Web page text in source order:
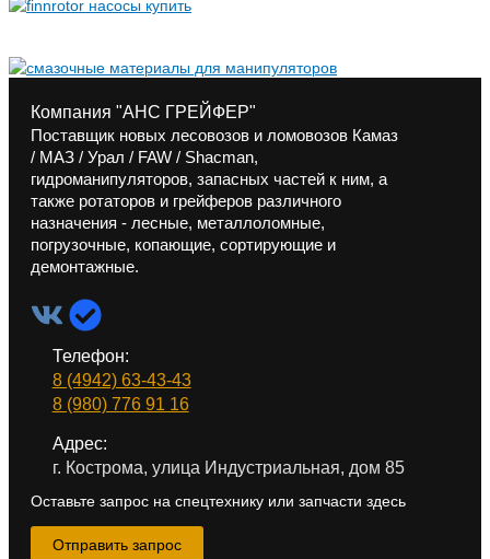
Компания "АНС ГРЕЙФЕР"
Поставщик новых лесовозов и ломовозов Камаз
/ МАЗ / Урал / FAW / Shacman,
гидроманипуляторов, запасных частей к ним, а
также ротаторов и грейферов различного
назначения - лесные, металлоломные,
погрузочные, копающие, сортирующие и
демонтажные.
Телефон:
8 (4942) 63-43-43
8 (980) 776 91 16
Адрес:
г. Кострома, улица Индустриальная, дом 85
Оставьте запрос на спецтехнику или запчасти здесь
Отправить запрос